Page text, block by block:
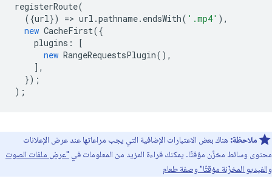
registerRoute(
({url}) => url .pathname. endsWith( '.mp4' ),
new CacheFirst({
plugins :
[
new RangeRequestsPlugin(),
],
});
);
ملاحظة: هناك بعض الاعتبارات الإضافية التي يجب مراعاتها عند عرض الإعلانات
محتوى وسائط مخزَّن مؤقتًا. يمكنك قراءة المزيد من المعلومات في "عرض ملفات الصوت
والفيديو المخزّنة مؤقتًا" وصفة طعام